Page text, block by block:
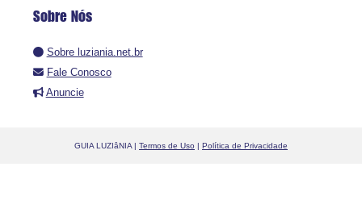
Sobre Nós
Sobre luziania.net.br
Fale Conosco
Anuncie
GUIA LUZIâNIA | Termos de Uso | Política de Privacidade